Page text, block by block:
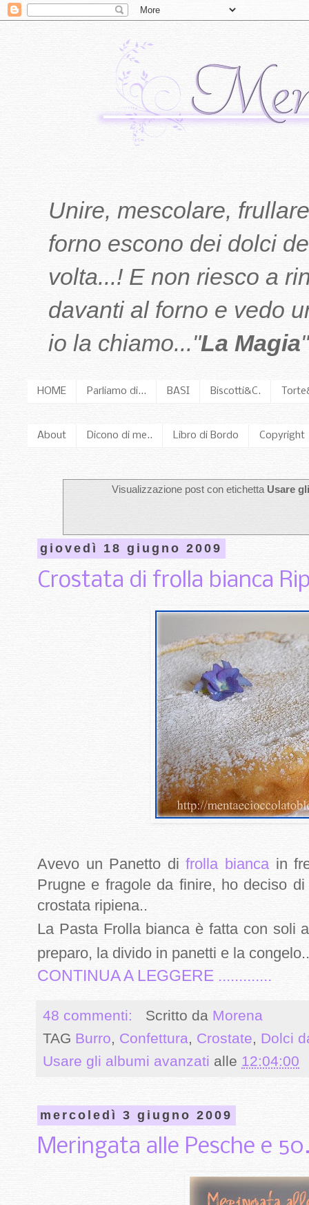
Unire, mescolare,
forno escono dei dolci
volta...! E non riesco a
davanti al forno e vedo
io la chiamo..."La Magia
HOME Parliamo di... BASI Biscotti&C.
About Dicono di me.. Libro di Bordo Copyright
Visualizzazione post con etichetta Usare
giovedì 18 giugno 2009
Crostata di frolla bianca
Avevo un Panetto difrolla bianca in
Prugne e fragole da finire, ho deciso
crostata ripiena..
La Pasta Frolla bianca è fatta con soli
preparo, la divido in panetti e la
CONTINUA A LEGGERE .............
48 commenti: Scritto da Morena
TAG Burro, Confettura, Crostate, Dolci
Usare gli albumi avanzati alle 12:04:00
mercoledì 3 giugno 2009
Meringata alle Pesche e